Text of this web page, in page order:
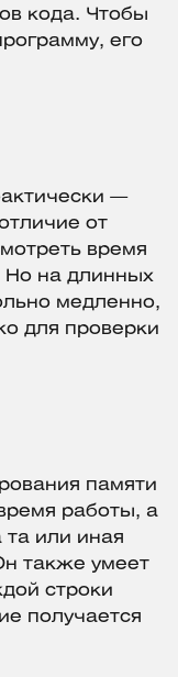
кода. Чтобы
его
—
от
время
Но на длинных
медленно,
для проверки
памяти
работы, а
та или иная
также умеет
строки
получается